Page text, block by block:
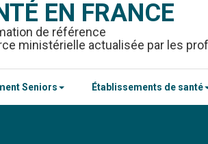
EN FRANCE
de référence
ministérielle actualisée par les
Seniors Établissements de santé